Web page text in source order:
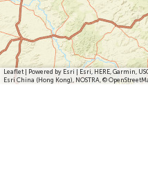
Leaflet
Powered by Esri | Esri, HERE, Garmin,
Esri China (Hong Kong), NOSTRA, ©